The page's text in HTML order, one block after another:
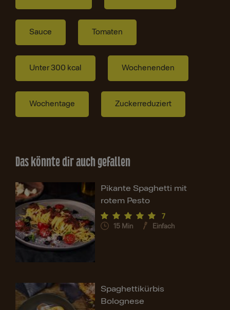
Sauce Tomaten
Unter 300 kcal Wochenenden
Wochentage Zuckerreduziert
Das könnte dir auch gefallen
Pikante Spaghetti mit
rotem Pesto
7
15 Min Einfach
Spaghettikürbis
Bolognese